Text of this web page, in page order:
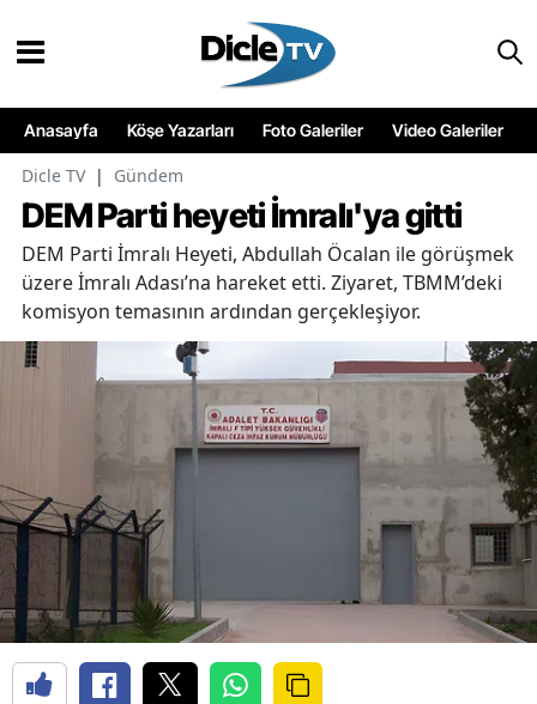
Anasayfa Köşe Yazarları Foto Galeriler Video Galeriler
Dicle TV | Gündem
DEM Parti heyeti İmralı'ya gitti
DEM Parti İmralı Heyeti, Abdullah Öcalan ile görüşmek
üzere İmralı Adası’na hareket etti. Ziyaret, TBMM’deki
komisyon temasının ardından gerçekleşiyor.